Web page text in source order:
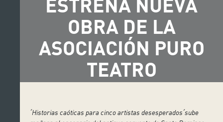
OBRA DE LA
ASOCIACIÓN PURO
TEATRO
ˊHistorias caóticas para cinco artistas desesperadosˊsube